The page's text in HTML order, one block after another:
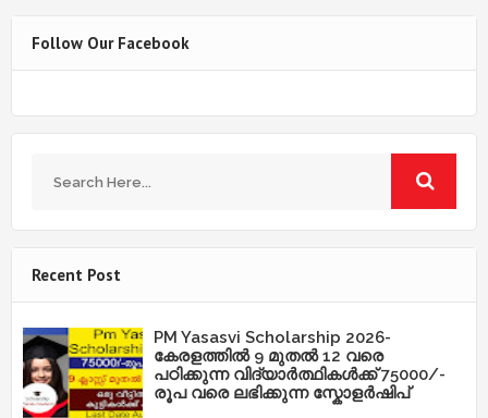
Follow Our Facebook
Recent Post
PM Yasasvi Scholarship 2026-
കേരളത്തിൽ 9 മുതൽ 12 വരെ
പഠിക്കുന്ന വിദ്യാർത്ഥികൾക്ക് 75000/-
രൂപ വരെ ലഭിക്കുന്ന സ്കോളർഷിപ്